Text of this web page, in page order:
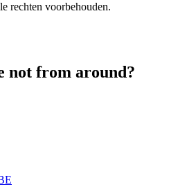
voorbehouden.
not from around?